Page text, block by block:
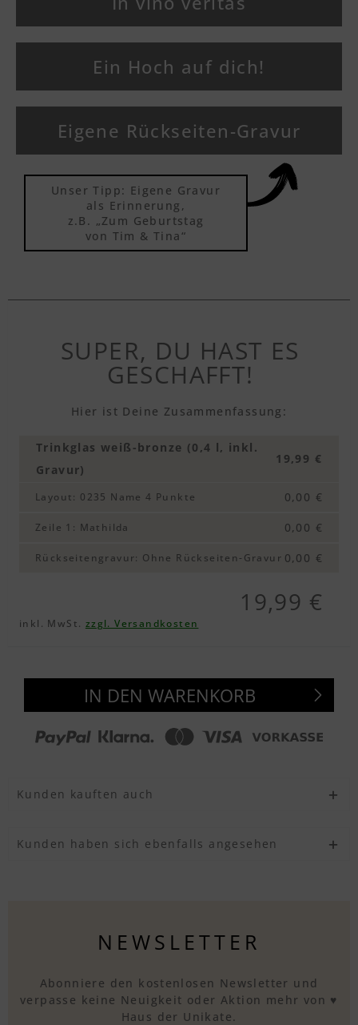
Ein Hoch auf dich!
Eigene Rückseiten-Gravur
Unser Tipp: Eigene Gravur
als Erinnerung,
z.B. „Zum Geburtstag
von Tim & Tina“
SUPER, DU HAST ES
GESCHAFFT!
Hier ist Deine Zusammenfassung:
Trinkglas weiß-bronze (0,4 l, inkl.
Gravur)
19,99 €
Layout: 0235 Name 4 Punkte 0,00 €
Zeile 1 : Mathilda 0,00 €
Rückseitengravur: Ohne Rückseiten-Gravur 0,00 €
19,99 €
inkl. MwSt. zzgl. Versandkosten
IN DEN WARENKORB
Kunden kauften auch
Kunden haben sich ebenfalls angesehen
NEWSLETTER
Abonniere den kostenlosen Newsletter und
verpasse keine Neuigkeit oder Aktion mehr von ♥
Haus der Unikate.